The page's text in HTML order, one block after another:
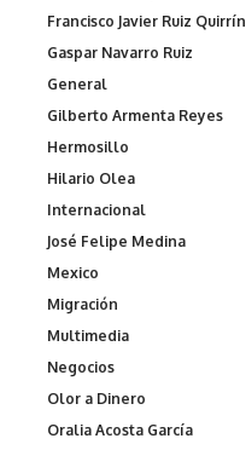
Francisco Javier Ruiz Quirrín
Gaspar Navarro Ruiz
General
Gilberto Armenta Reyes
Hermosillo
Hilario Olea
Internacional
José Felipe Medina
Mexico
Migración
Multimedia
Negocios
Olor a Dinero
Oralia Acosta García